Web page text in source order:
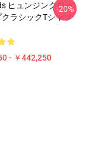
ヒュンジンクロー
クラシックTシャツ
- ￥442,250
-20%